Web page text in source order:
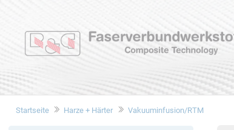
Startseite Harze + Härter Vakuuminfusion/RTM